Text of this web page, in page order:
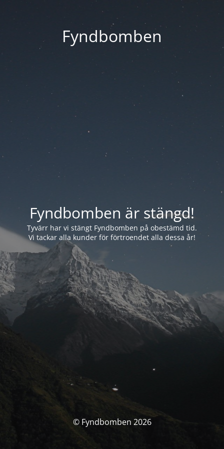
Fyndbomben
Fyndbomben är stängd!
Tyvärr har vi stängt Fyndbomben på obestämd tid.
Vi tackar alla kunder för förtroendet alla dessa år!
© Fyndbomben 2026